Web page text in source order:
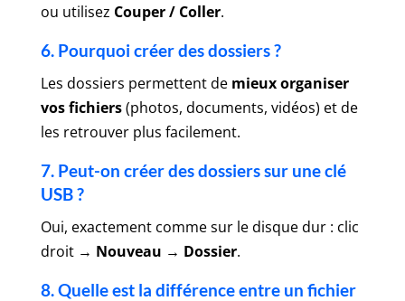
ou utilisez Couper / Coller.
6. Pourquoi créer des dossiers ?
Les dossiers permettent de mieux organiser
vos fichiers(photos, documents, vidéos) et de
les retrouver plus facilement.
7. Peut-on créer des dossiers sur une clé
USB ?
Oui, exactement comme sur le disque dur : clic
droit → Nouveau → Dossier.
8. Quelle est la différence entre un fichier